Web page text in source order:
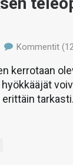
Kommentit
kerrotaan
tarkasti.